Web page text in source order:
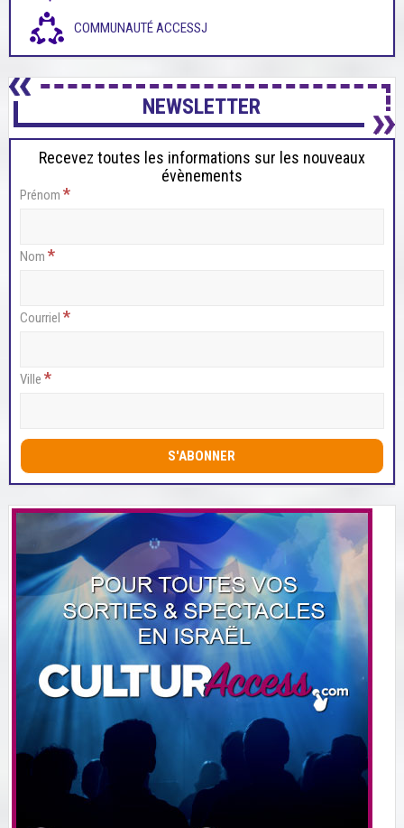
COMMUNAUTÉ ACCESSJ
NEWSLETTER
Recevez toutes les informations sur les nouveaux
évènements
Prénom *
Nom *
Courriel *
Ville *